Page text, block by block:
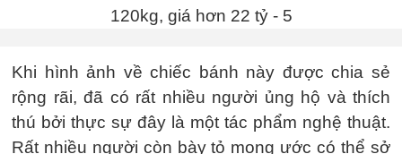
Khi hình ảnh về chiếc bánh này được chia sẻ
rộng rãi, đã có rất nhiều người ủng hộ và thích
thú bởi thực sự đây là một tác phẩm nghệ thuật.
Rất nhiều người còn bày tỏ mong ước có thể sở